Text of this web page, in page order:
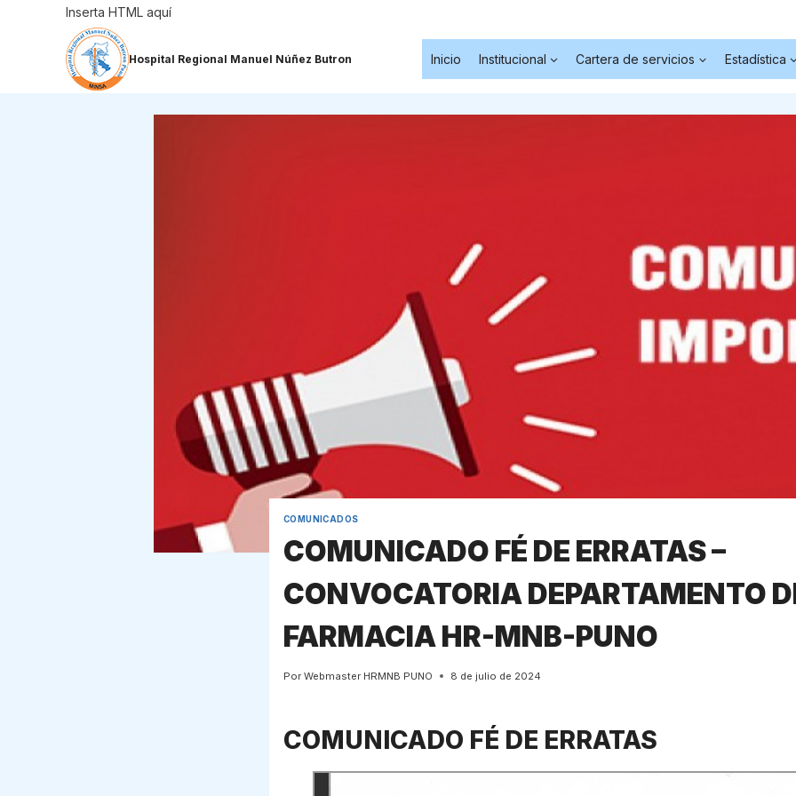
Inserta HTML aquí
Hospital Regional Manuel Núñez Butron Inicio Institucional Cartera de servicios Estadística
COMUNICADOS
COMUNICADO FÉ DE ERRATAS –
CONVOCATORIA DEPARTAMENTO
FARMACIA HR-MNB-PUNO
Por Webmaster HRMNB PUNO 8 de julio de 2024
COMUNICADO FÉ DE ERRATAS